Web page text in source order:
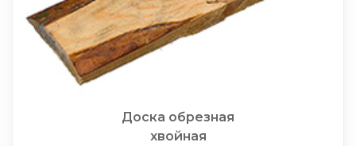
Доска обрезная
хвойная